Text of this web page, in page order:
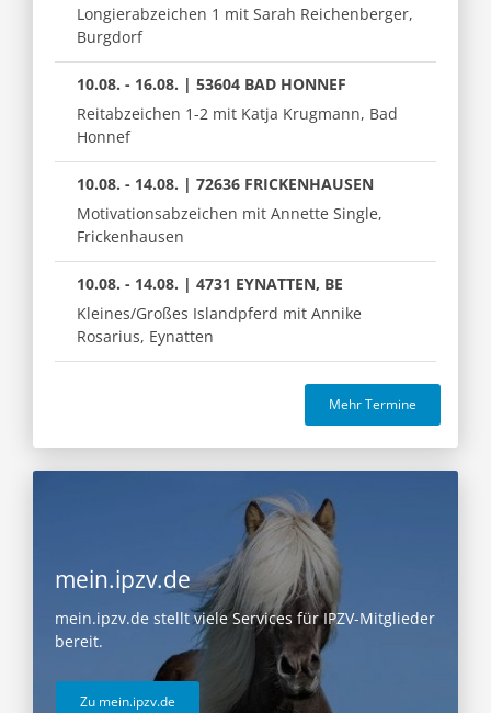
Longierabzeichen 1 mit Sarah Reichenberger,
Burgdorf
10.08. - 16.08. | 53604 BAD HONNEF
Reitabzeichen 1-2 mit Katja Krugmann, Bad
Honnef
10.08. - 14.08. | 72636 FRICKENHAUSEN
Motivationsabzeichen mit Annette Single,
Frickenhausen
10.08. - 14.08. | 4731 EYNATTEN, BE
Kleines/Großes Islandpferd mit Annike
Rosarius, Eynatten
Mehr Termine
mein.ipzv.de
mein.ipzv.de stellt viele Services für IPZV-Mitglieder
bereit.
Zu mein.ipzv.de